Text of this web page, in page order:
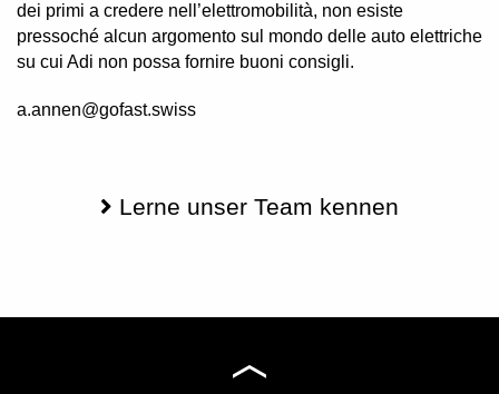
dei primi a credere nell’elettromobilità, non esiste
pressoché alcun argomento sul mondo delle auto elettriche
su cui Adi non possa fornire buoni consigli.
a.annen@gofast.swiss
Lerne unser Team kennen